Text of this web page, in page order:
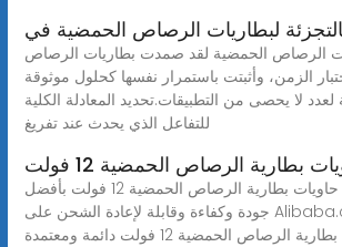
لبطاريات الرصاص الحمضية في
الرصاص الحمضية لقد صمدت بطاريات الرصاص
الزمن، وأثبتت باستمرار نفسها كحلول موثوقة
لعدد لا يحصى من التطبيقات.تحديد المعادلة الكلية
للتفاعل الذي يحدث عند تفريغ
بطارية الرصاص الحمضية 12 فولت
تمتع بالوصول إلى حاويات بطارية الرصاص الحمضية 12 فولت بأفضل
جودة وكفاءة وقابلة لإعادة الشحن على Alibaba.com لاستخدامات